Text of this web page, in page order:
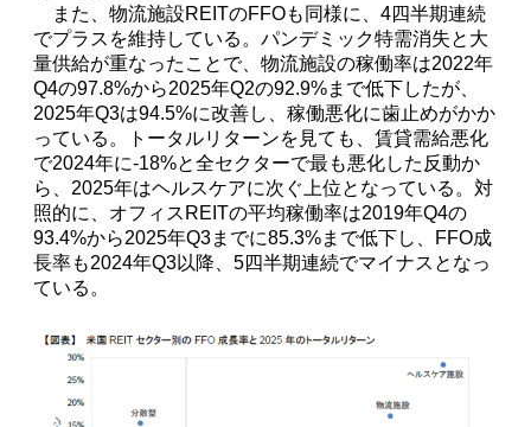
また、物流施設REITのFFOも同様に、4四半期連続
でプラスを維持している。パンデミック特需消失と大
量供給が重なったことで、物流施設の稼働率は2022年
Q4の97.8%から2025年Q2の92.9%まで低下したが、
2025年Q3は94.5%に改善し、稼働悪化に歯止めがかか
っている。トータルリターンを見ても、賃貸需給悪化
で2024年に-18%と全セクターで最も悪化した反動か
ら、2025年はヘルスケアに次ぐ上位となっている。対
照的に、オフィスREITの平均稼働率は2019年Q4の
93.4%から2025年Q3までに85.3%まで低下し、FFO成
長率も2024年Q3以降、5四半期連続でマイナスとなっ
ている。